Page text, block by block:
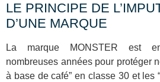
LE PRINCIPE DE
D’UNE MARQUE
La marque MONSTER est
nombreuses années pour protéger
à base de café” en classe 30 et les